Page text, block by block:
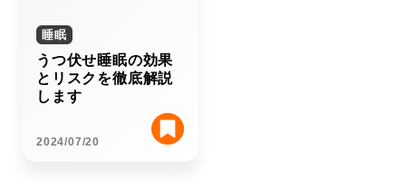
睡眠
うつ伏せ睡眠の効果
とリスクを徹底解説
します
2024/07/20